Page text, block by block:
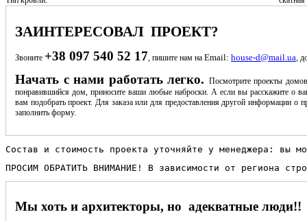
ЗАИНТЕРЕСОВАЛ ПРОЕКТ?
Звоните +38 097 540 52 17 , пишите нам на Email: house-d@mail.ua ,
Начать с нами работать легко. Посмотрите проекты
понравившийся дом, приносите ваши любые наброски. А если вы расскажите о
вам подобрать проект. Для заказа или для предоставления другой информации о
заполнить форму.
Состав и стоимость проекта уточняйте у менеджера:
ПРОСИМ ОБРАТИТЬ ВНИМАНИЕ! В зависимости от региона
Мы хоть и архитекторы, но адекватные люди!!